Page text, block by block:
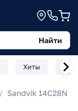
Найти
Хиты
Sandvik 14C28N